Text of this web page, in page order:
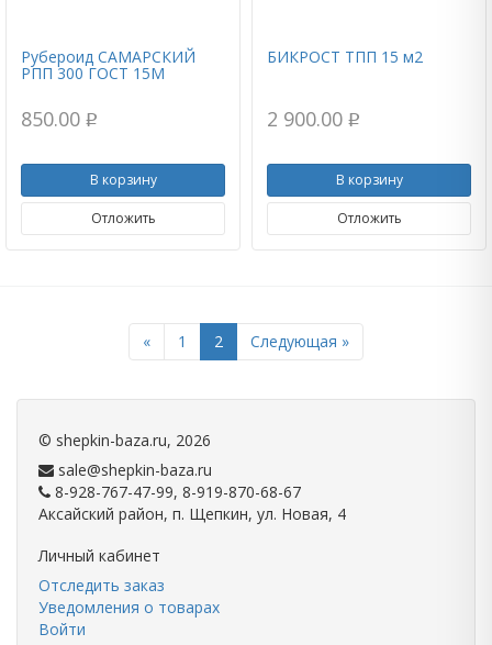
Рубероид САМАРСКИЙ
РПП 300 ГОСТ 15М
850.00 p
В корзину
Отложить
БИКРОСТ ТПП 15 м2
2 900.00 p
В корзину
Отложить
«Previous
1 2 Следующая »Next
© shepkin-baza.ru, 2026
sale@shepkin-baza.ru
8-928-767-47-99, 8-919-870-68-67
Аксайский район, п. Щепкин, ул. Новая, 4
Личный кабинет
Отследить заказ
Уведомления о товарах
Войти